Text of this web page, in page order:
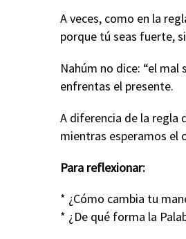
A veces, como en la
porque tú seas fuerte,
Nahúm no dice: “el mal
enfrentas el presente.
A diferencia de la regla
mientras esperamos el
Para reflexionar:
* ¿Cómo cambia tu
* ¿De qué forma la